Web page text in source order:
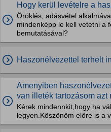
Hogy kerül levételre a
Öröklés, adásvétel
mindenképp le kell vetetni a
bemutatásával?
Haszonélvezettel terhelt
Amenyiben
van illeték tartozásom azt
Kérek mindennkit,hogy ha
legyen.Köszönöm előre is a